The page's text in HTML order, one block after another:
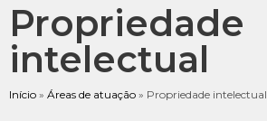
Propriedade
intelectual
Início » Áreas de atuação » Propriedade intelectual